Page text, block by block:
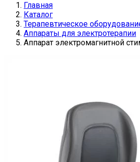
Главная
Каталог
Терапевтическое
Аппараты для электротерапии
Аппарат электромагнитной